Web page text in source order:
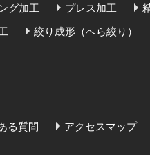
グ加工 プレス加工
絞り成形（へら絞り）
る質問 アクセスマップ